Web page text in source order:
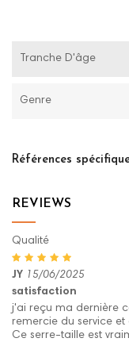
Tranche D'âge
Genre
Références
REVIEWS
Qualité
JY 15/06/2025
satisfaction
j'ai reçu ma dernière
remercie du service et
Ce serre-taille est